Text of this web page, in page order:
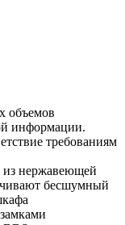
объемов
информации.
требованиям
из нержавеющей
бесшумный